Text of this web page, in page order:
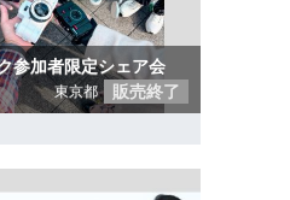
参加者限定シェア会
東京都 販売終了